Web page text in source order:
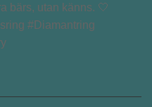
bärs, utan känns. 🤍
#Diamantring